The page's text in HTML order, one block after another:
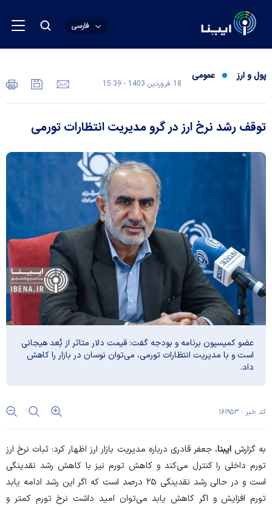
فارسی
پول و ارز عمومی
18 فروردين 1403 - 15:39
توقف رشد نرخ ارز در گرو مدیریت انتظارات تورمی
عضو کمیسیون برنامه و بودجه گفت: قیمت دلار متاثر از بُعد هیجانی
است و با مدیریت انتظارات تورمی، می‌توان نوسان در بازار را کاهش
داد.
کد خبر : ۱۶۱۹۵۳
به گزارشایبنا، جعفر قادری درباره مدیریت بازار ارز اظهار کرد: ثبات نرخ ارز
تورم داخلی را کنترل می‌کند و کاهش تورم نیز با کاهش رشد نقدینگی
است و در حالی رشد نقدینگی ۲۵ درصد است که اگر این رشد ادامه یابد
تورم افزایش و اگر کاهش یابد می‌توان امید داشت نرخ تورم کمتر و